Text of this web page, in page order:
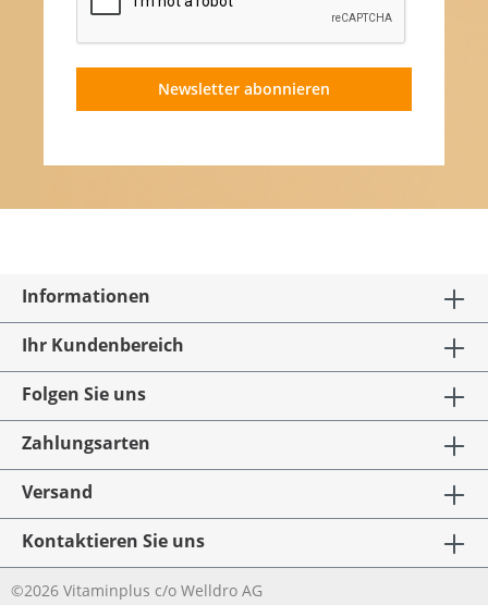
Newsletter abonnieren
Informationen
Ihr Kundenbereich
Folgen Sie uns
Zahlungsarten
Versand
Kontaktieren Sie uns
©2026 Vitaminplus c/o Welldro AG